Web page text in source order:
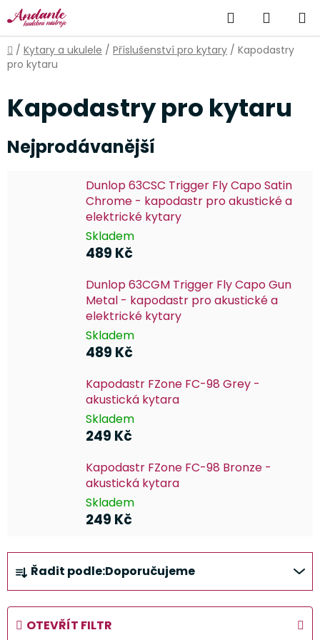
Přejít
na
obsah
Hledat
KOŠÍK
Domů
/ Kytary a ukulele / Příslušenství pro kytary / Kapodastry
pro kytaru
Kapodastry pro kytaru
Nejprodávanější
Dunlop 63CSC Trigger Fly Capo Satin
Chrome - kapodastr pro akustické a
elektrické kytary
Skladem
489 Kč
Dunlop 63CGM Trigger Fly Capo Gun
Metal - kapodastr pro akustické a
elektrické kytary
Skladem
489 Kč
Kapodastr FZone FC-98 Grey -
akustická kytara
Skladem
249 Kč
Kapodastr FZone FC-98 Bronze -
akustická kytara
Skladem
249 Kč
Ř
a
z
e
n
Řadit podle:Doporučujeme
OTEVŘÍT FILTR